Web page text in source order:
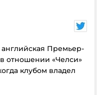
Премьер-
отношении «Челси»
клубом владел